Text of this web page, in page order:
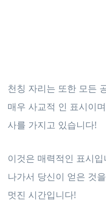
천칭 자리는 또한 모든
매우 사교적 인 표시이
사를 가지고 있습니다!
이것은 매력적인 표시
나가서 당신이 얻은 것
멋진 시간입니다!